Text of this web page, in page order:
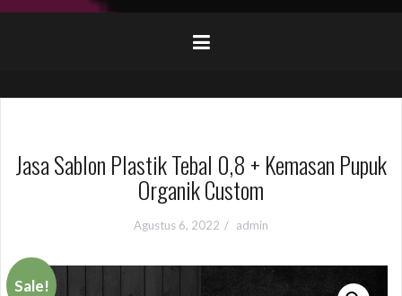
Jasa Sablon Plastik Tebal 0,8 + Kemasan Pupuk
Organik Custom
Agustus 6, 2022 admin
Sale!